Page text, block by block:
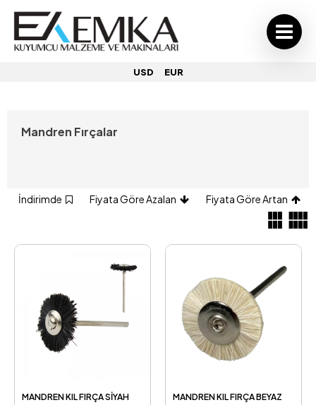
USD EUR
Mandren Fırçalar
İndirimde Fiyata Göre Azalan Fiyata Göre Artan
MANDREN KIL FIRÇA SİYAH MANDREN KIL FIRÇA BEYAZ